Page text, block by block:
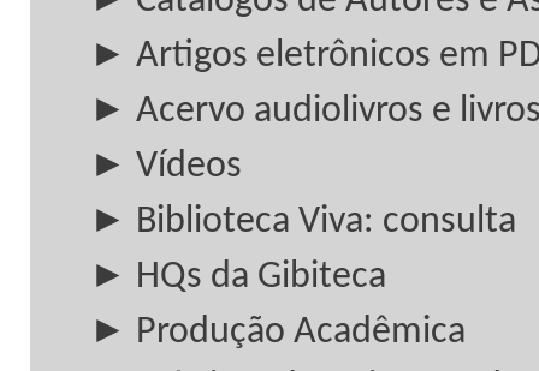
► Artigos eletrônicos em
► Acervo audiolivros e
► Vídeos
► Biblioteca Viva: consulta
► HQs da Gibiteca
► Produção Acadêmica